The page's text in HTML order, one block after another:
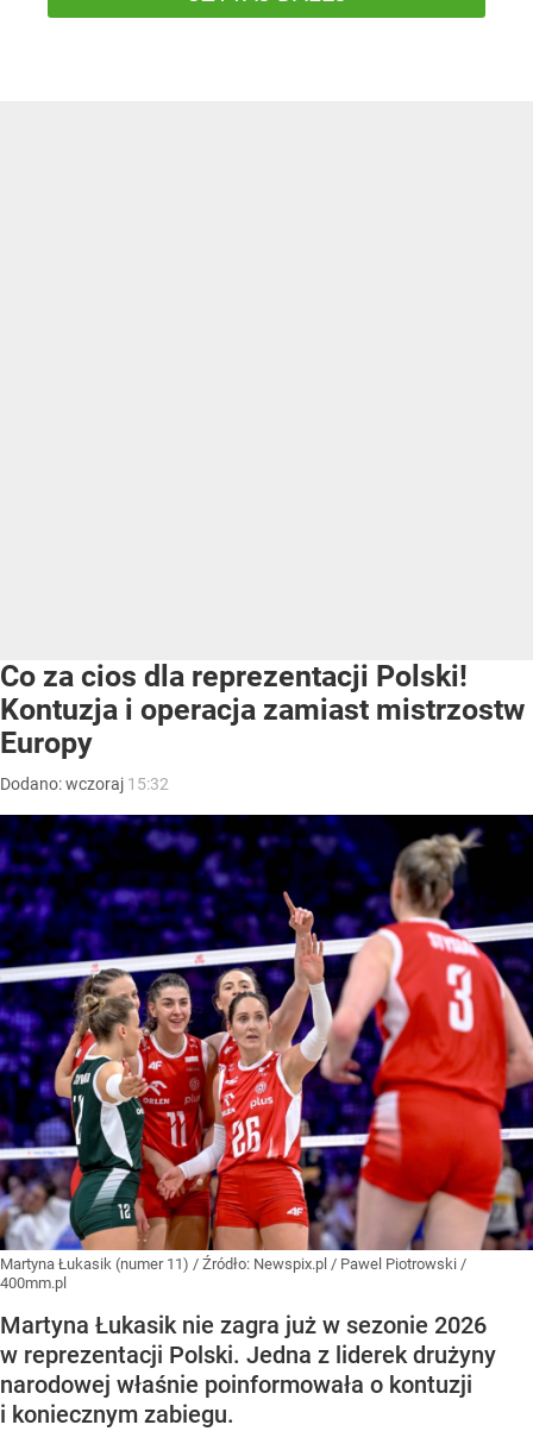
Co za cios dla reprezentacji Polski!
Kontuzja i operacja zamiast mistrzostw
Europy
Dodano:wczoraj 15:32
Martyna Łukasik (numer 11) / Źródło: Newspix.pl / Pawel Piotrowski /
400mm.pl
Martyna Łukasik nie zagra już w sezonie 2026
w reprezentacji Polski. Jedna z liderek drużyny
narodowej właśnie poinformowała o kontuzji
i koniecznym zabiegu.